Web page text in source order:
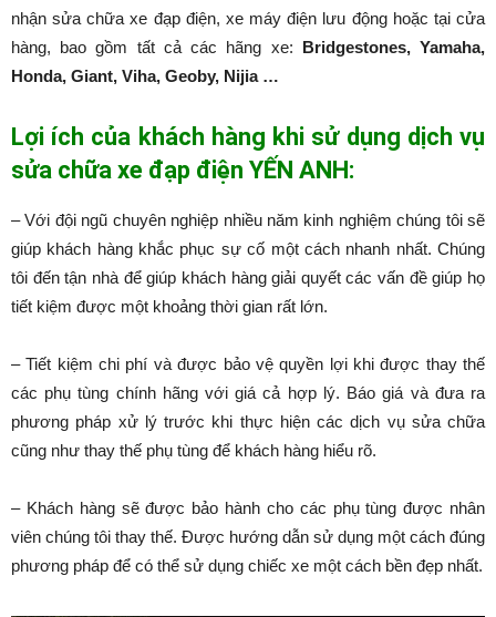
nhận sửa chữa xe đạp điện, xe máy điện lưu động hoặc tại cửa
hàng, bao gồm tất cả các hãng xe: Bridgestones, Yamaha,
Honda, Giant, Viha, Geoby, Nijia …
Lợi ích của khách hàng khi sử dụng dịch vụ
sửa chữa xe đạp điện YẾN ANH:
– Với đội ngũ chuyên nghiệp nhiều năm kinh nghiệm chúng tôi sẽ
giúp khách hàng khắc phục sự cố một cách nhanh nhất. Chúng
tôi đến tận nhà để giúp khách hàng giải quyết các vấn đề giúp họ
tiết kiệm được một khoảng thời gian rất lớn.
– Tiết kiệm chi phí và được bảo vệ quyền lợi khi được thay thế
các phụ tùng chính hãng với giá cả hợp lý. Báo giá và đưa ra
phương pháp xử lý trước khi thực hiện các dịch vụ sửa chữa
cũng như thay thế phụ tùng để khách hàng hiểu rõ.
– Khách hàng sẽ được bảo hành cho các phụ tùng được nhân
viên chúng tôi thay thế. Được hướng dẫn sử dụng một cách đúng
phương pháp để có thể sử dụng chiếc xe một cách bền đẹp nhất.